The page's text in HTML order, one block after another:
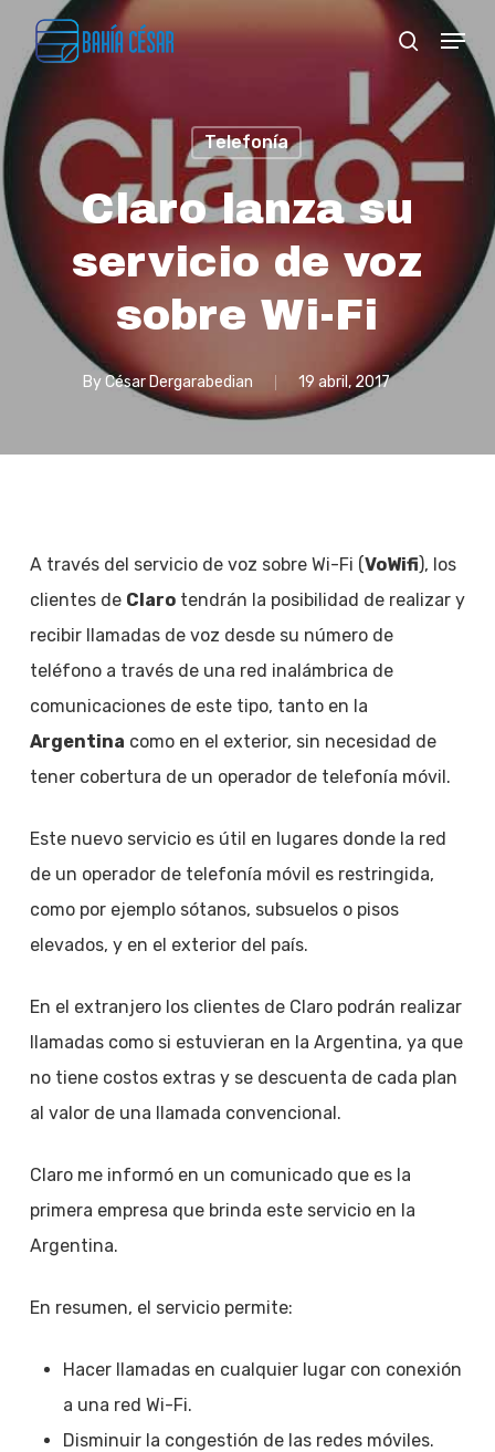
main
content
search
Menu
Telefonía
Claro lanza su
servicio de voz
sobre Wi-Fi
By César Dergarabedian 19 abril, 2017
A través del servicio de voz sobre Wi-Fi (VoWifi), los
clientes de Clarotendrán la posibilidad de realizar y
recibir llamadas de voz desde su número de
teléfono a través de una red inalámbrica de
comunicaciones de este tipo, tanto en la
Argentina como en el exterior, sin necesidad de
tener cobertura de un operador de telefonía móvil.
Este nuevo servicio es útil en lugares donde la red
de un operador de telefonía móvil es restringida,
como por ejemplo sótanos, subsuelos o pisos
elevados, y en el exterior del país.
En el extranjero los clientes de Claro podrán realizar
llamadas como si estuvieran en la Argentina, ya que
no tiene costos extras y se descuenta de cada plan
al valor de una llamada convencional.
Claro me informó en un comunicado que es la
primera empresa que brinda este servicio en la
Argentina.
En resumen, el servicio permite:
Hacer llamadas en cualquier lugar con conexión
a una red Wi-Fi.
Disminuir la congestión de las redes móviles.
Close
Menu